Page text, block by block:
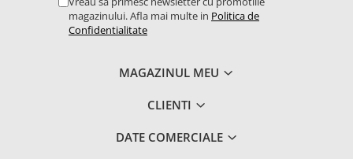
masurare/testare
1.7. Sisteme de franare
magazinului. Afla mai multe in Politica de
Confidentialitate
MAGAZINUL MEU
CLIENTI
DATE COMERCIALE